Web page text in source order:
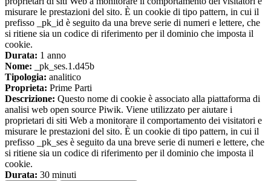
misurare le prestazioni del sito. È un cookie di tipo pattern, in cui il
prefisso _pk_id è seguito da una breve serie di numeri e lettere, che
si ritiene sia un codice di riferimento per il dominio che imposta il
cookie.
Durata: 1 anno
Nome: _pk_ses.1.d45b
Tipologia: analitico
Proprieta: Prime Parti
Descrizione: Questo nome di cookie è associato alla piattaforma di
analisi web open source Piwik. Viene utilizzato per aiutare i
proprietari di siti Web a monitorare il comportamento dei visitatori e
misurare le prestazioni del sito. È un cookie di tipo pattern, in cui il
prefisso _pk_ses è seguito da una breve serie di numeri e lettere, che
si ritiene sia un codice di riferimento per il dominio che imposta il
cookie.
Durata: 30 minuti